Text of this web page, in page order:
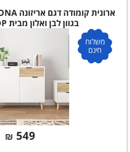
בגוון לבן ואלון מבית STAR SHOP
משלוח
חינם
549
₪